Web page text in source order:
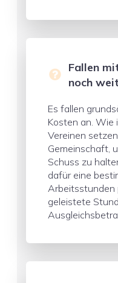
Fallen
noch
Es fallen
Kosten an. Wie
Vereinen
Gemeinschaft,
Schuss zu
dafür eine
Arbeitsstunden
geleistete